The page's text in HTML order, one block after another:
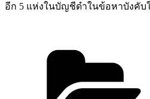
อีก 5 แห่งในบัญชีดำในข้อหาบังคับ